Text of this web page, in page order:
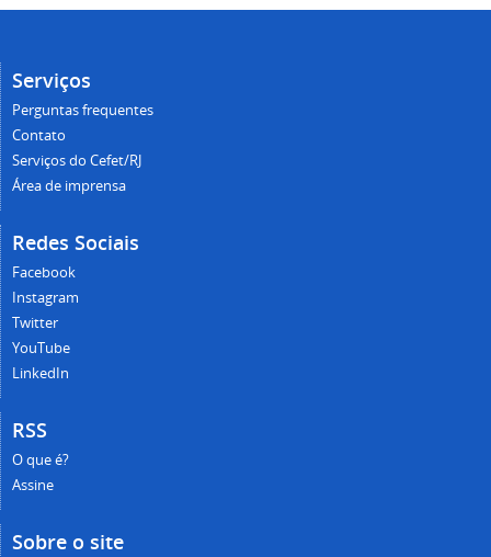
Serviços
Perguntas frequentes
Contato
Serviços do Cefet/RJ
Área de imprensa
Redes Sociais
Facebook
Instagram
Twitter
YouTube
LinkedIn
RSS
O que é?
Assine
Sobre o site